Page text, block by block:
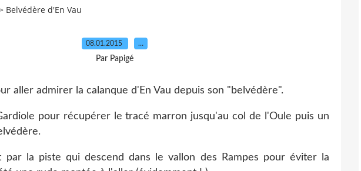
Belvédère d'En Vau
08.01.2015 …
Par Papigé
aller admirer la calanque d'En Vau depuis son "belvédère".
pour récupérer le tracé marron jusqu'au col de l'Oule puis un
la piste qui descend dans le vallon des Rampes pour éviter la